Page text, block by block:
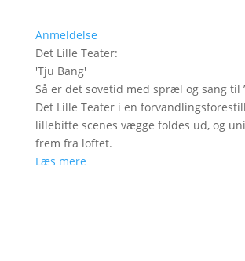
Anmeldelse
Det Lille Teater:
'Tju Bang'
Så er det sovetid med spræl og sang til
Det Lille Teater i en
lillebitte scenes vægge foldes ud, og
frem fra loftet.
Læs mere